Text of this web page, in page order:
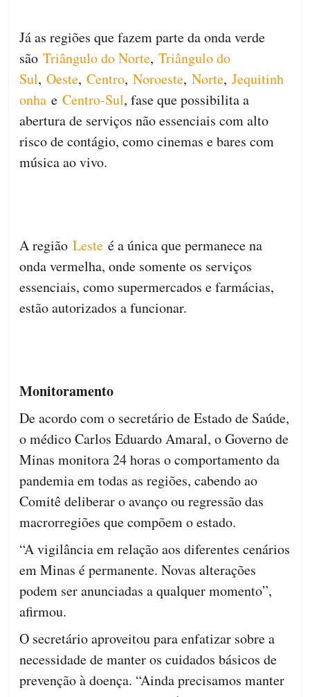
Já as regiões que fazem parte da onda verde
sãoTriângulo do Norte,Triângulo do
Sul,Oeste,Centro,Noroeste,Norte,Jequitinh
onha eCentro-Sul, fase que possibilita a
abertura de serviços não essenciais com alto
risco de contágio, como cinemas e bares com
música ao vivo.
A regiãoLeste é a única que permanece na
onda vermelha, onde somente os serviços
essenciais, como supermercados e farmácias,
estão autorizados a funcionar.
Monitoramento
De acordo com o secretário de Estado de Saúde,
o médico Carlos Eduardo Amaral, o Governo de
Minas monitora 24 horas o comportamento da
pandemia em todas as regiões, cabendo ao
Comitê deliberar o avanço ou regressão das
macrorregiões que compõem o estado.
“A vigilância em relação aos diferentes cenários
em Minas é permanente. Novas alterações
podem ser anunciadas a qualquer momento”,
afirmou.
O secretário aproveitou para enfatizar sobre a
necessidade de manter os cuidados básicos de
prevenção à doença. “Ainda precisamos manter